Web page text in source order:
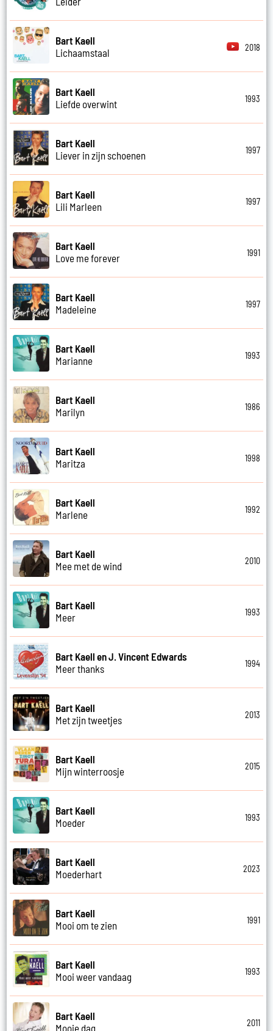
Bart Kaell
Lichaamstaal
2018
Bart Kaell
Liefde overwint
1993
Bart Kaell
Liever in zijn schoenen
1997
Bart Kaell
Lili Marleen
1997
Bart Kaell
Love me forever
1991
Bart Kaell
Madeleine
1997
Bart Kaell
Marianne
1993
Bart Kaell
Marilyn
1986
Bart Kaell
Maritza
1998
Bart Kaell
Marlene
1992
Bart Kaell
Mee met de wind
2010
Bart Kaell
Meer
1993
Bart Kaell en J. Vincent Edwards
Meer thanks
1994
Bart Kaell
Met zijn tweetjes
2013
Bart Kaell
Mijn winterroosje
2015
Bart Kaell
Moeder
1993
Bart Kaell
Moederhart
2023
Bart Kaell
Mooi om te zien
1991
Bart Kaell
Mooi weer vandaag
1993
Bart Kaell
Mooie dag
2011